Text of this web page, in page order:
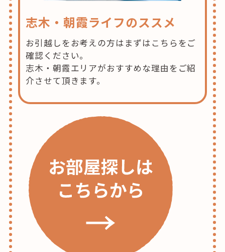
志木・朝霞ライフのススメ
お引越しをお考えの方はまずはこちらをご
確認ください。
志木・朝霞エリアがおすすめな理由をご紹
介させて頂きます。